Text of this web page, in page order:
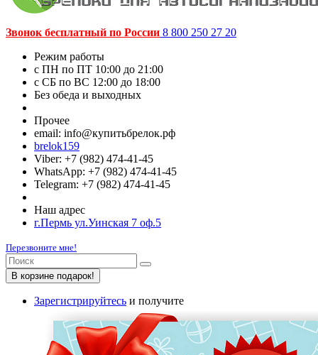
Звонок бесплатный по России 8 800 250 27 20
Режим работы
c ПН по ПТ 10:00 до 21:00
c СБ по ВС 12:00 до 18:00
Без обеда и выходных
Прочее
email: info@купитьбрелок.рф
brelok159
Viber: +7 (982) 474-41-45
WhatsApp: +7 (982) 474-41-45
Telegram: +7 (982) 474-41-45
Наш адрес
г.Пермь ул.Уинская 7 оф.5
Перезвоните мне!
В корзине подарок!
Зарегистрируйтесь и получите